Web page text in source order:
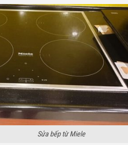
Sửa bếp từ Miele